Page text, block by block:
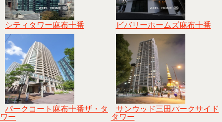
シティタワー麻布十番 ビバリーホームズ麻布十番
パークコート麻布十番ザ・タ
ワー
サンウッド三田パークサイド
タワー